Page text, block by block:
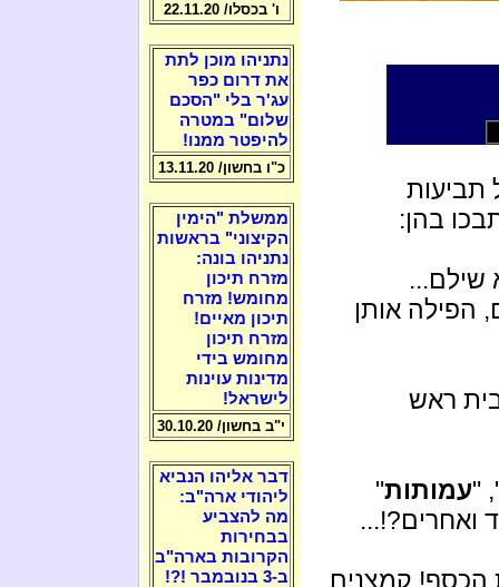
תביעות
בהן:
שילם...
הפילה אותן
ראש
",עמותות"
ואחרים?!...
קמצנים
ו' בכסלו/ 22.11.20
נתניהו מוכן לתת
את דרום כפר
עג'ר בלי "הסכם
שלום" במטרה
להיפטר ממנו!
כ"ו בחשון/ 13.11.20
ממשלת "הימין
הקיצוני" בראשות
נתניהו בונה:
מזרח תיכון
מחומש! מזרח
תיכון מאיים!
מזרח תיכון
מחומש בידי
מדינות עוינות
לישראל!
י"ב בחשון/ 30.10.20
דבר אליהו הנביא
ליהודי ארה"ב:
מה להצביע
בבחירות
הקרובות בארה"ב
ב-3 בנובמבר !?!